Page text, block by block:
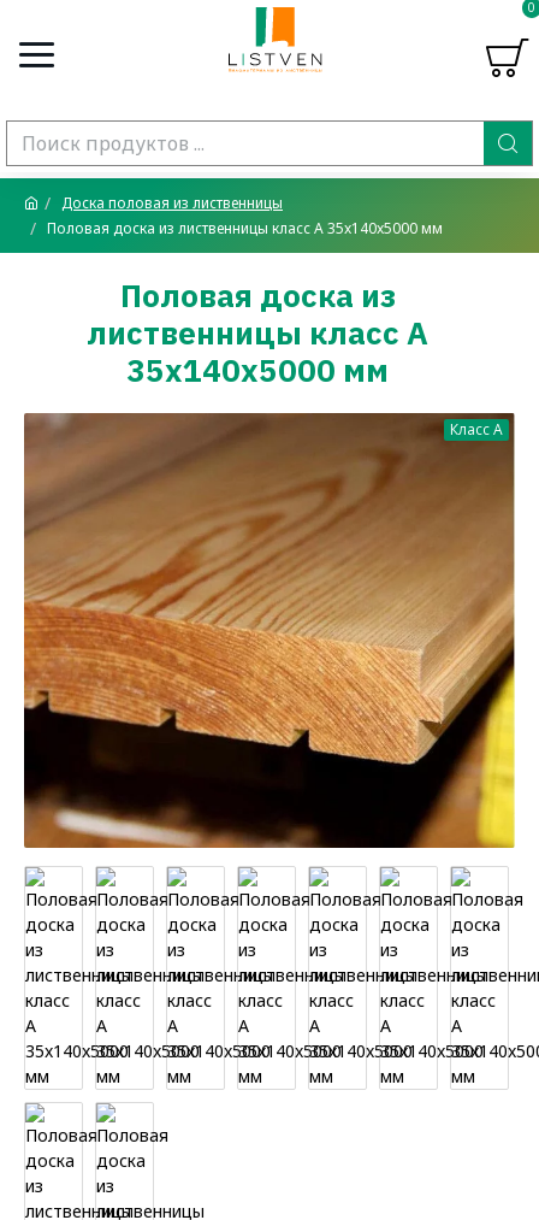
0
Доска половая из лиственницы
Половая доска из лиственницы класс А 35x140x5000 мм
Половая доска из
лиственницы класс А
35x140x5000 мм
Класс A